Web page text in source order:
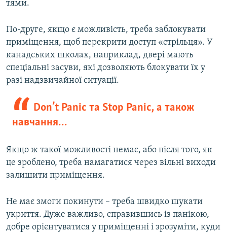
тями.
По-друге, якщо є можливість, треба заблокувати
приміщення, щоб перекрити доступ «стрільця». У
канадських школах, наприклад, двері мають
спеціальні засуви, які дозволяють блокувати їх у
разі надзвичайної ситуації.
Don’t Panic та Stop Panic, а також
навчання…
Якщо ж такої можливості немає, або після того, як
це зроблено, треба намагатися через вільні виходи
залишити приміщення.
Не має змоги покинути – треба швидко шукати
укриття. Дуже важливо, справившись із панікою,
добре орієнтуватися у приміщенні і зрозуміти, куди